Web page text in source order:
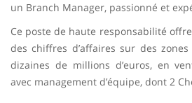
un Branch Manager, passionné et
Ce poste de haute responsabilité
des chiffres d’affaires sur des
dizaines de millions d’euros, en
avec management d’équipe, dont 2